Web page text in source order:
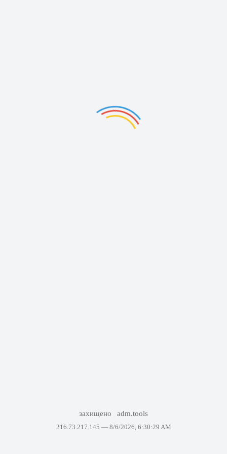
захищено adm.tools
216.73.217.145 — 8/6/2026, 6:30:29 AM